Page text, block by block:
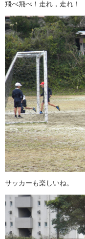
飛べ飛べ！走れ，走れ！
サッカーも楽しいね。